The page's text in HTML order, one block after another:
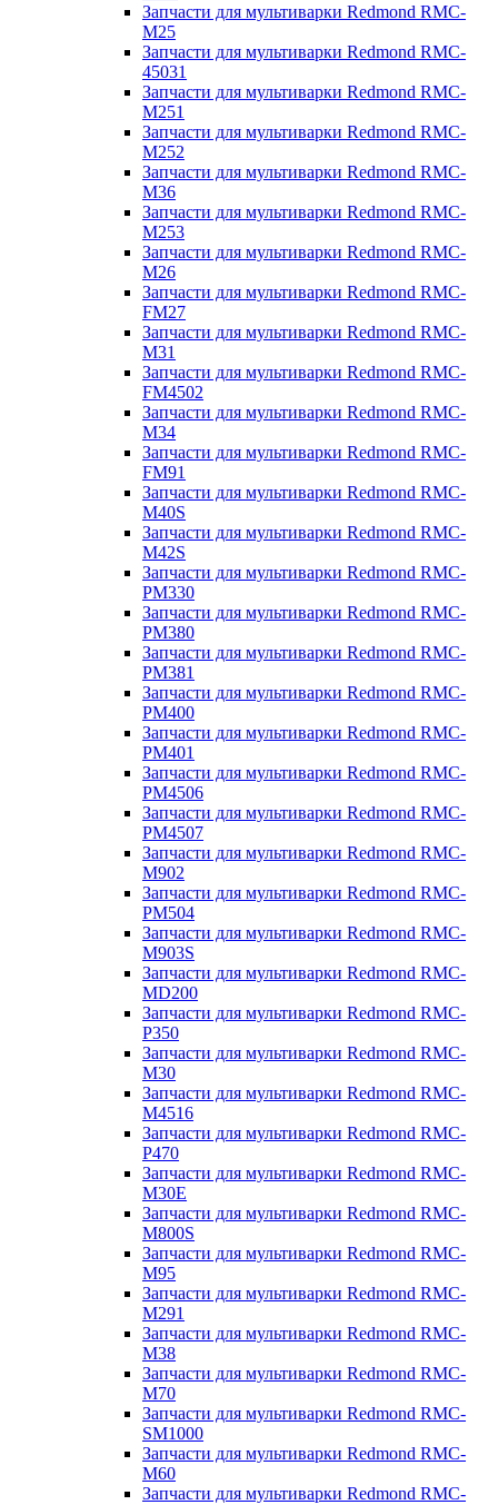
Запчасти для мультиварки Redmond RMC-
M25
Запчасти для мультиварки Redmond RMC-
45031
Запчасти для мультиварки Redmond RMC-
M251
Запчасти для мультиварки Redmond RMC-
M252
Запчасти для мультиварки Redmond RMC-
M36
Запчасти для мультиварки Redmond RMC-
M253
Запчасти для мультиварки Redmond RMC-
M26
Запчасти для мультиварки Redmond RMC-
FM27
Запчасти для мультиварки Redmond RMC-
M31
Запчасти для мультиварки Redmond RMC-
FM4502
Запчасти для мультиварки Redmond RMC-
M34
Запчасти для мультиварки Redmond RMC-
FM91
Запчасти для мультиварки Redmond RMC-
M40S
Запчасти для мультиварки Redmond RMC-
M42S
Запчасти для мультиварки Redmond RMC-
PM330
Запчасти для мультиварки Redmond RMC-
PM380
Запчасти для мультиварки Redmond RMC-
PM381
Запчасти для мультиварки Redmond RMC-
PM400
Запчасти для мультиварки Redmond RMC-
PM401
Запчасти для мультиварки Redmond RMC-
PM4506
Запчасти для мультиварки Redmond RMC-
PM4507
Запчасти для мультиварки Redmond RMC-
M902
Запчасти для мультиварки Redmond RMC-
PM504
Запчасти для мультиварки Redmond RMC-
M903S
Запчасти для мультиварки Redmond RMC-
MD200
Запчасти для мультиварки Redmond RMC-
P350
Запчасти для мультиварки Redmond RMC-
M30
Запчасти для мультиварки Redmond RMC-
M4516
Запчасти для мультиварки Redmond RMC-
P470
Запчасти для мультиварки Redmond RMC-
M30E
Запчасти для мультиварки Redmond RMC-
M800S
Запчасти для мультиварки Redmond RMC-
M95
Запчасти для мультиварки Redmond RMC-
M291
Запчасти для мультиварки Redmond RMC-
M38
Запчасти для мультиварки Redmond RMC-
M70
Запчасти для мультиварки Redmond RMC-
SM1000
Запчасти для мультиварки Redmond RMC-
M60
Запчасти для мультиварки Redmond RMC-